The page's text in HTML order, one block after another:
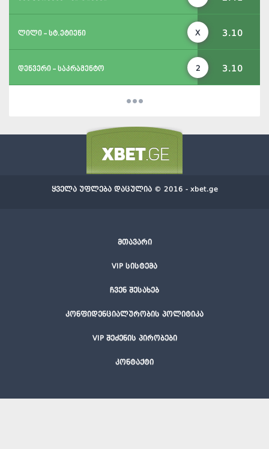
ლილი - სტ.ეტიენი X 3.10
დენვერი - საკრამენტო 2 3.10
მთავარი
VIP სისტემა
ჩვენ შესახებ
კონფიდენციალურობის პოლიტიკა
VIP შეძენის პირობები
კონტაქტი
ყველა უფლება დაცულია © 2016 - xbet.ge